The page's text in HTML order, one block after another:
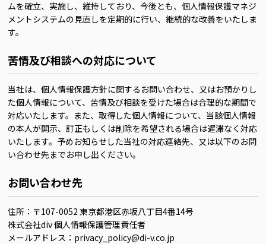
ムを確立、実施し、維持しており、今後とも、個人情報保護マネジ
メントシステムの見直しを定期的に行い、継続的な改善をいたしま
す。
苦情及び相談への対応について
当社は、個人情報保護方針に関するお問い合わせ、又はお預かりし
た個人情報について、苦情及び相談を受けた場合は合理的な期間で
対応いたします。また、取得した個人情報について、当該個人情報
の本人が開示、訂正もしくは削除を希望される場合は遅滞なく対応
いたします。予めお知らせした当社の対応連絡先、又は以下のお問
い合わせ先までお申し出ください。
お問い合わせ先
住所：〒107-0052 東京都港区赤坂八丁目4番14号
株式会社div 個人情報保護管理責任者
メールアドレス：privacy_policy@di-v.co.jp